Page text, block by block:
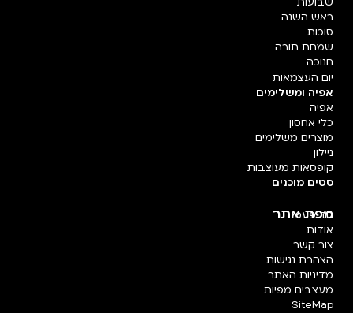
ראש השנה
סוכות
שמחת תורה
חנוכה
יום העצמאות
אפיה ומשלימים
אפיה
כלי אחסון
מוצרים משלימים
ניילון
קופסאות מעוצבות
סטים מוכנים
מפת אתר
חד פעמי
אודות
צור קשר
הצהרת נגישות
מדיניות האתר
מעצבים מפיות
SiteMap